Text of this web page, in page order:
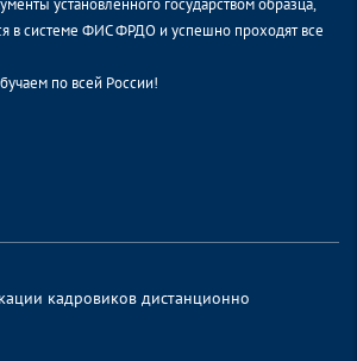
в системе ФИС ФРДО и успешно проходят все
по всей России!
кадровиков дистанционно